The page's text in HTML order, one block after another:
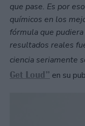
que pase. Es por
químicos en los
fórmula que
resultados reales
ciencia seriamente
Get Loud” en su